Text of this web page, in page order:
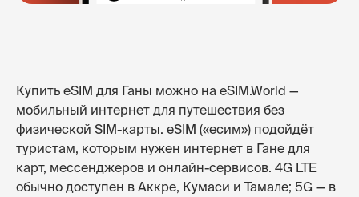
Купить eSIM для Ганы можно на eSIM.World —
мобильный интернет для путешествия без
физической SIM-карты. eSIM («есим») подойдёт
туристам, которым нужен интернет в Гане для
карт, мессенджеров и онлайн-сервисов. 4G LTE
обычно доступен в Аккре, Кумаси и Тамале; 5G — в